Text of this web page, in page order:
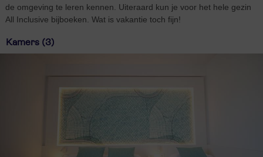
de omgeving te leren kennen. Uiteraard kun je voor het hele gezin
All Inclusive bijboeken. Wat is vakantie toch fijn!
Kamers (3)